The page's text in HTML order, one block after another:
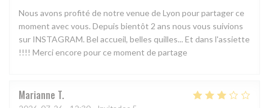
Nous avons profité de notre venue de Lyon pour partager ce
moment avec vous. Depuis bientôt 2 ans nous vous suivions
sur INSTAGRAM. Bel accueil, belles quilles... Et dans l'assiette
!!!! Merci encore pour ce moment de partage
Marianne T